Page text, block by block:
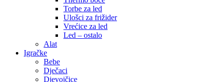
Torbe za led
Ulošci za frižider
Vrećice za led
Led – ostalo
Alat
Igračke
Bebe
Dječaci
Djevojčice